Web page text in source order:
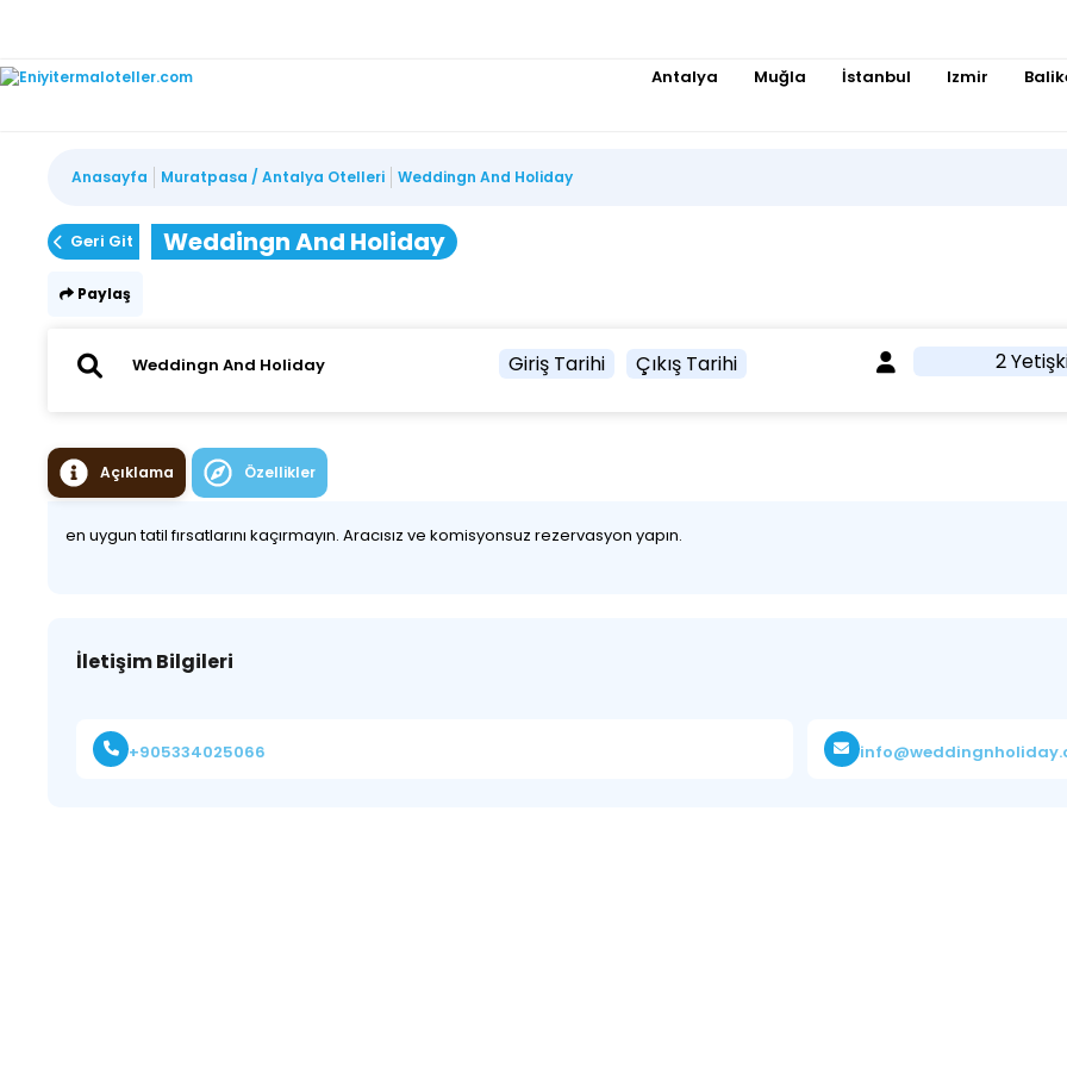
Antalya Muğla İstanbul Izmir
Anasayfa Muratpasa / Antalya Otelleri Weddingn And Holiday
Geri Git Weddingn And Holiday
Paylaş
Giriş Tarihi Çıkış Tarihi 2
Açıklama Özellikler
en uygun tatil fırsatlarını kaçırmayın. Aracısız ve komisyonsuz rezervasyon yapın.
İletişim Bilgileri
+905334025066